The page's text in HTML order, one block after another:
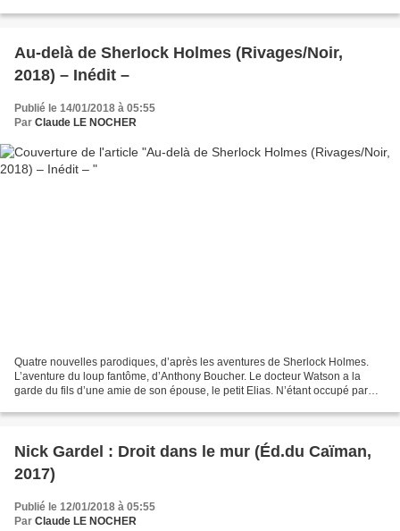
Au-delà de Sherlock Holmes (Rivages/Noir,
2018) – Inédit –
Publié le 14/01/2018 à 05:55
Par Claude LE NOCHER
Quatre nouvelles parodiques, d’après les aventures de Sherlock Holmes.
L’aventure du loup fantôme, d’Anthony Boucher. Le docteur Watson a la
garde du fils d’une amie de son épouse, le petit Elias. N’étant occupé par
Nick Gardel : Droit dans le mur (Éd.du Caïman,
2017)
Publié le 12/01/2018 à 05:55
Par Claude LE NOCHER